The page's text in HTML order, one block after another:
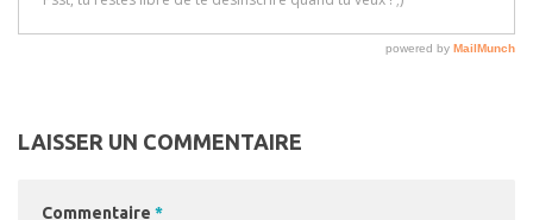
LAISSER UN COMMENTAIRE
Commentaire *